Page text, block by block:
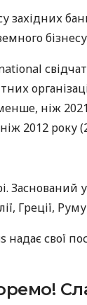
західних
ніж
2012 року
Заснований
Греції,
свої